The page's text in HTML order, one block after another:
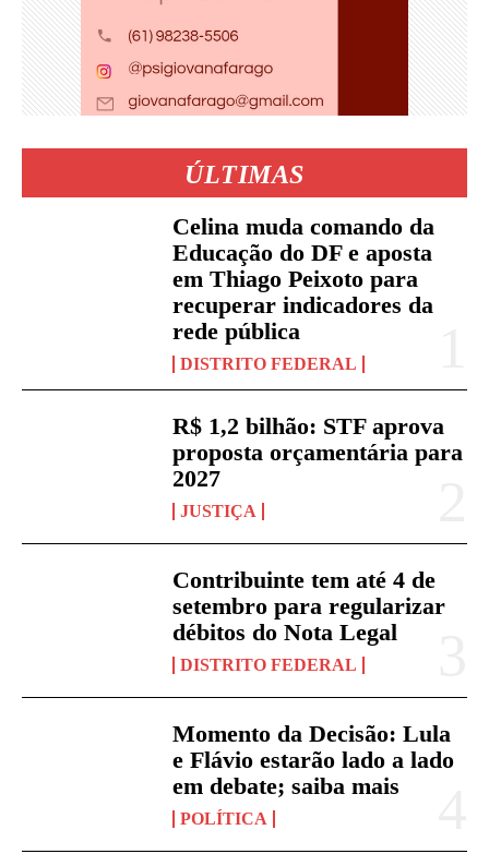
ÚLTIMAS
Celina muda comando da
Educação do DF e aposta
em Thiago Peixoto para
recuperar indicadores da
rede pública
DISTRITO FEDERAL
R$ 1,2 bilhão: STF aprova
proposta orçamentária para
2027
JUSTIÇA
Contribuinte tem até 4 de
setembro para regularizar
débitos do Nota Legal
DISTRITO FEDERAL
Momento da Decisão: Lula
e Flávio estarão lado a lado
em debate; saiba mais
POLÍTICA